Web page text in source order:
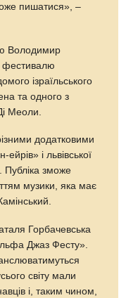
пишатися», –
Володимир
фестивалю
ізраїльського
та одного з
Меоли.
додатковими
і львівської
Публіка зможе
музики, яка має
Горбачевська
Джаз Фесту».
світу мали
і, таким чином,